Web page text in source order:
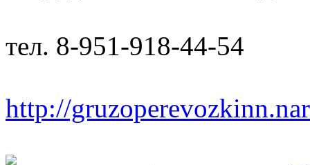
тел. 8-951-918-44-54
http://